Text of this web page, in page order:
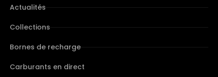
Actualités
Collections
Bornes de recharge
Carburants en direct